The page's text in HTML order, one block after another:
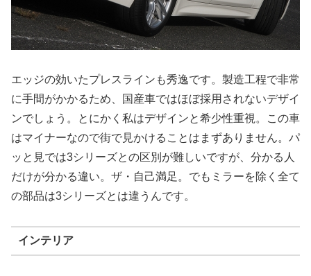
エッジの効いたプレスラインも秀逸です。製造工程で非常
に手間がかかるため、国産車ではほぼ採用されないデザイ
ンでしょう。とにかく私はデザインと希少性重視。この車
はマイナーなので街で見かけることはまずありません。パ
ッと見では3シリーズとの区別が難しいですが、分かる人
だけが分かる違い。ザ・自己満足。でもミラーを除く全て
の部品は3シリーズとは違うんです。
インテリア